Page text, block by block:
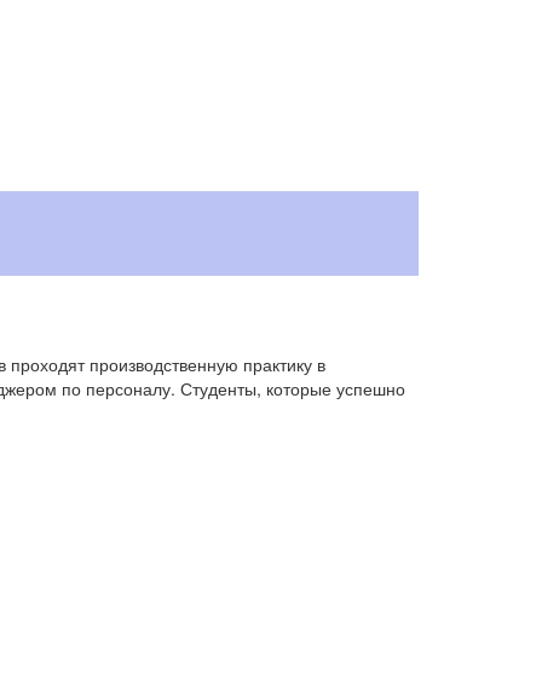
производственную практику в
по персоналу. Студенты, которые успешно